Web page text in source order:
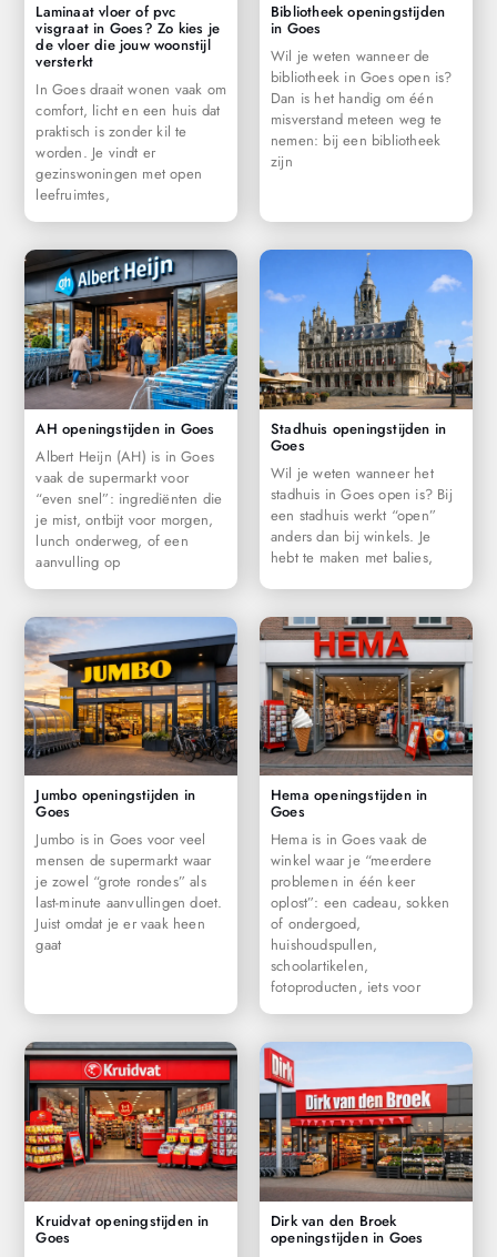
Laminaat vloer of pvc
visgraat in Goes? Zo kies je
de vloer die jouw woonstijl
versterkt
In Goes draait wonen vaak om
comfort, licht en een huis dat
praktisch is zonder kil te
worden. Je vindt er
gezinswoningen met open
leefruimtes,
Bibliotheek openingstijden
in Goes
Wil je weten wanneer de
bibliotheek in Goes open is?
Dan is het handig om één
misverstand meteen weg te
nemen: bij een bibliotheek
zijn
AH openingstijden in Goes
Albert Heijn (AH) is in Goes
vaak de supermarkt voor
“even snel”: ingrediënten die
je mist, ontbijt voor morgen,
lunch onderweg, of een
aanvulling op
Stadhuis openingstijden in
Goes
Wil je weten wanneer het
stadhuis in Goes open is? Bij
een stadhuis werkt “open”
anders dan bij winkels. Je
hebt te maken met balies,
Jumbo openingstijden in
Goes
Jumbo is in Goes voor veel
mensen de supermarkt waar
je zowel “grote rondes” als
last-minute aanvullingen doet.
Juist omdat je er vaak heen
gaat
Hema openingstijden in
Goes
Hema is in Goes vaak de
winkel waar je “meerdere
problemen in één keer
oplost”: een cadeau, sokken
of ondergoed,
huishoudspullen,
schoolartikelen,
fotoproducten, iets voor
Kruidvat openingstijden in
Goes
Dirk van den Broek
openingstijden in Goes